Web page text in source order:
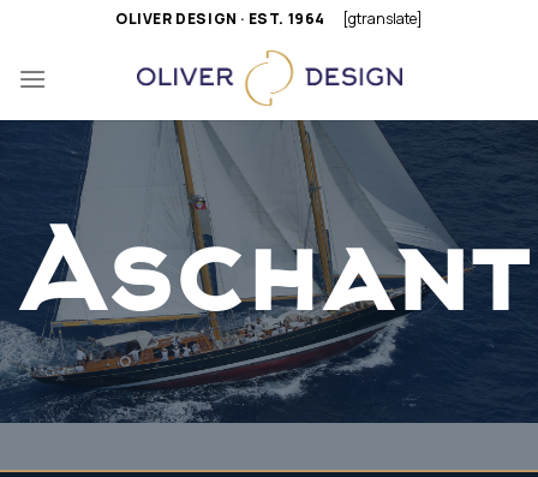
contenido
OLIVER DESIGN · EST. 1964 [gtranslate]